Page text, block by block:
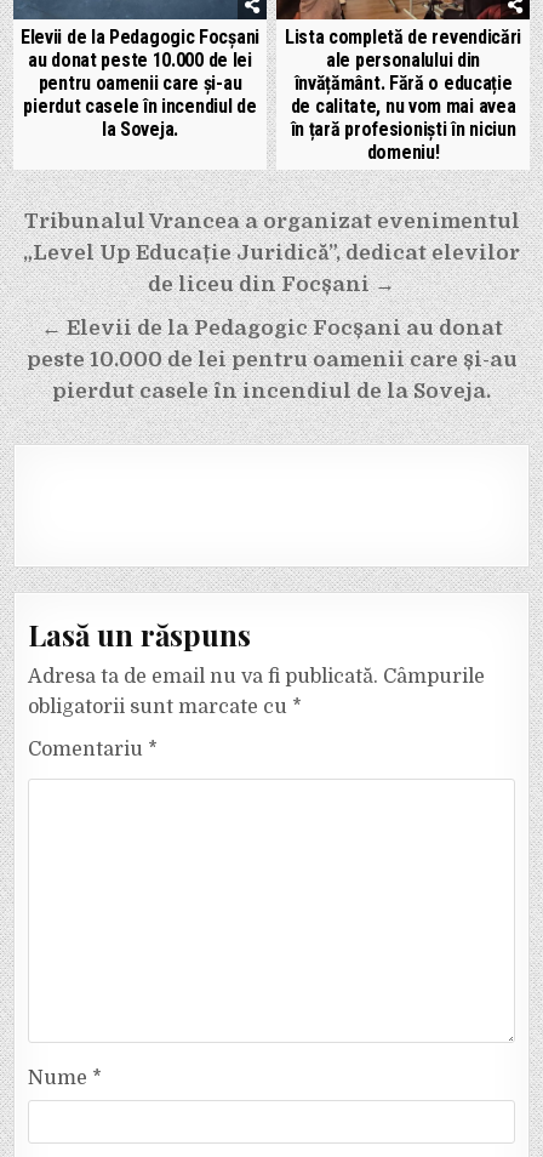
Elevii de la Pedagogic Focșani
au donat peste 10.000 de lei
pentru oamenii care și-au
pierdut casele în incendiul de
la Soveja.
Lista completă de revendicări
ale personalului din
învățământ. Fără o educație
de calitate, nu vom mai avea
în țară profesioniști în niciun
domeniu!
Navigare
în
articole
Tribunalul Vrancea a organizat evenimentul
„Level Up Educație Juridică”, dedicat elevilor
de liceu din Focșani →
← Elevii de la Pedagogic Focșani au donat
peste 10.000 de lei pentru oamenii care și-au
pierdut casele în incendiul de la Soveja.
Lasă un răspuns
Adresa ta de email nu va fi publicată. Câmpurile
obligatorii sunt marcate cu *
Comentariu *
Nume *